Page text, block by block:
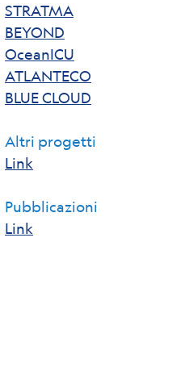
STRATMA
BEYOND
OceanICU
ATLANTECO
BLUE CLOUD
Altri progetti
Link
Pubblicazioni
Link